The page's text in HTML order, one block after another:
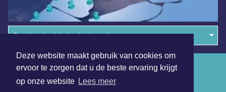
Deze website maakt gebruik van cookies om
ervoor te zorgen dat u de beste ervaring krijgt
op onze website Lees meer
Overige dagbladen in de regio
Algemene voorwaarden
Disclaimer